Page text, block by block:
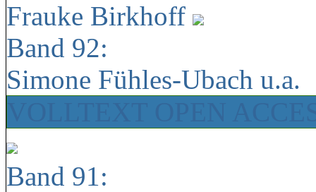
Frauke Birkhoff
Band 92:
Simone Fühles-Ubach u.a.
Band 91: